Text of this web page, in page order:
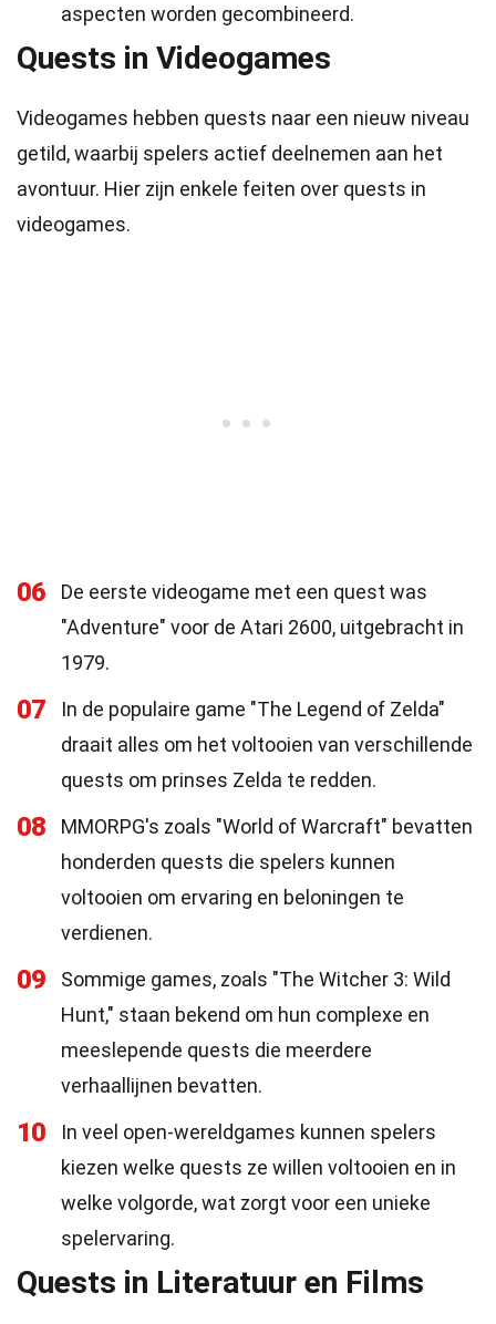
aspecten worden gecombineerd.
Quests in Videogames
Videogames hebben quests naar een nieuw niveau
getild, waarbij spelers actief deelnemen aan het
avontuur. Hier zijn enkele feiten over quests in
videogames.
06
De eerste videogame met een quest was
"Adventure" voor de Atari 2600, uitgebracht in
1979.
07
In de populaire game "The Legend of Zelda"
draait alles om het voltooien van verschillende
quests om prinses Zelda te redden.
08
MMORPG's zoals "World of Warcraft" bevatten
honderden quests die spelers kunnen
voltooien om ervaring en beloningen te
verdienen.
09
Sommige games, zoals "The Witcher 3: Wild
Hunt," staan bekend om hun complexe en
meeslepende quests die meerdere
verhaallijnen bevatten.
10
In veel open-wereldgames kunnen spelers
kiezen welke quests ze willen voltooien en in
welke volgorde, wat zorgt voor een unieke
spelervaring.
Quests in Literatuur en Films